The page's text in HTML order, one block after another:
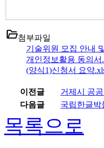
folder_open첨부파일
기술위원 모집 안내
개인정보활용 동의서
(양식1)신청서 요약
이전글
거제시 공
다음글
국립한글박
목록으로